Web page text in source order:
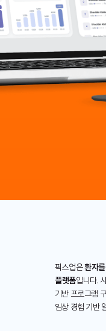
픽스업은환자
플랫폼입니다.
기반 프로그램
임상 경험 기반